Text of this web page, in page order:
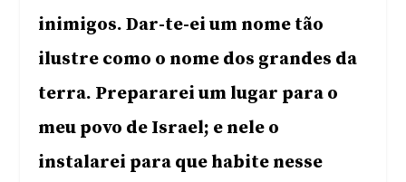
inimigos. Dar-te-ei um nome tão
ilustre como o nome dos grandes da
terra. Prepararei um lugar para o
meu povo de Israel; e nele o
instalarei para que habite nesse